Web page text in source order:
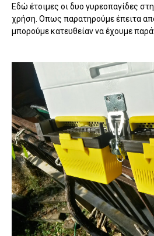
Εδώ έτοιμες οι δυο γυρεοπαγίδες
χρήση. Οπως παρατηρούμε έπειτα
μπορούμε κατευθείαν να έχουμε